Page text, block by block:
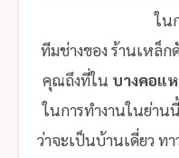
ใน
ทีมช่างของ ร้านเหล็
คุณถึงที่ใน บางคอแ
ในการทำงานในย่าน
ว่าจะเป็นบ้านเดี่ยว ท